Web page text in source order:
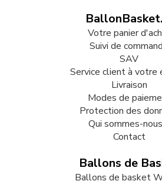
Votre panier
Suivi de
SAV
Service client à votre
Livraison
Modes de
Protection des
Qui sommes-
Contact
Ballons de
Ballons de basket